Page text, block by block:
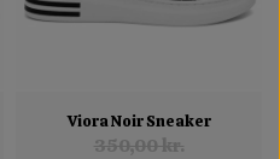
Viora Noir Sneaker
350,00 kr.